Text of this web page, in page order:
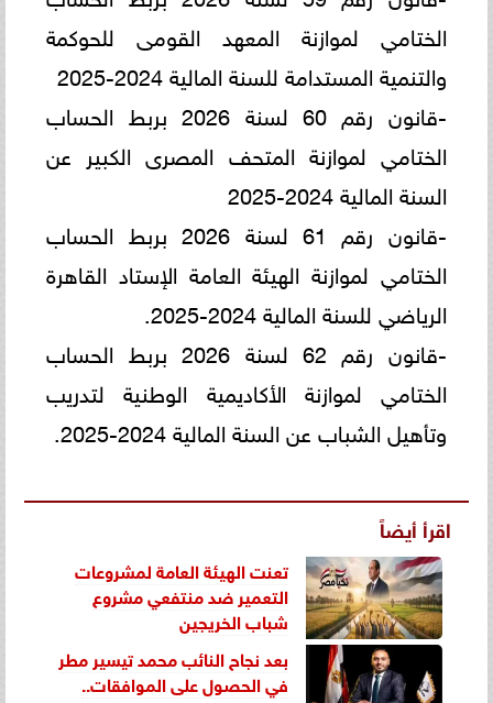
الختامي لموازنة المعهد القومى للحوكمة
والتنمية المستدامة للسنة المالية 2024-2025
-قانون رقم 60 لسنة 2026 بربط الحساب
الختامي لموازنة المتحف المصرى الكبير عن
السنة المالية 2024-2025
-قانون رقم 61 لسنة 2026 بربط الحساب
الختامي لموازنة الهيئة العامة الإستاد القاهرة
الرياضي للسنة المالية 2024-2025.
-قانون رقم 62 لسنة 2026 بربط الحساب
الختامي لموازنة الأكاديمية الوطنية لتدريب
وتأهيل الشباب عن السنة المالية 2024-2025.
اقرأ أيضاً
تعنت الهيئة العامة لمشروعات
التعمير ضد منتفعي مشروع
شباب الخريجين
بعد نجاح النائب محمد تيسير مطر
في الحصول على الموافقات..